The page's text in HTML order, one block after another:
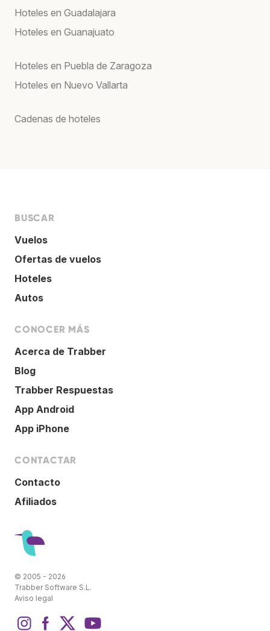
Hoteles en Guadalajara
Hoteles en Guanajuato
Hoteles en Puebla de Zaragoza
Hoteles en Nuevo Vallarta
Cadenas de hoteles
BUSCAR
Vuelos
Ofertas de vuelos
Hoteles
Autos
CONOCER MÁS
Acerca de Trabber
Blog
Trabber Respuestas
App Android
App iPhone
CONTACTAR
Contacto
Afiliados
© 2005 - 2026
Trabber Software S.L.
Aviso legal